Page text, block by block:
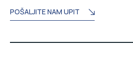
POŠALJITE NAM UPIT